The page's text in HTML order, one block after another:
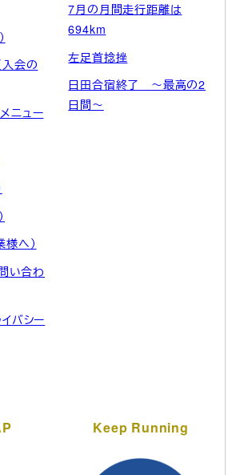
会の
ニュー
へ）
い合わ
バシー
7月の月間走行距離は
694km
左足首捻挫
日田合宿終了 ～最高の2
日間～
Keep Running